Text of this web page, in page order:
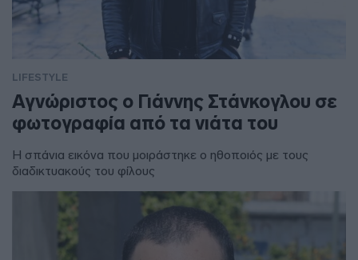
LIFESTYLE
Αγνώριστος ο Γιάννης Στάνκογλου σε
φωτογραφία από τα νιάτα του
Η σπάνια εικόνα που μοιράστηκε ο ηθοποιός με τους
διαδικτυακούς του φίλους